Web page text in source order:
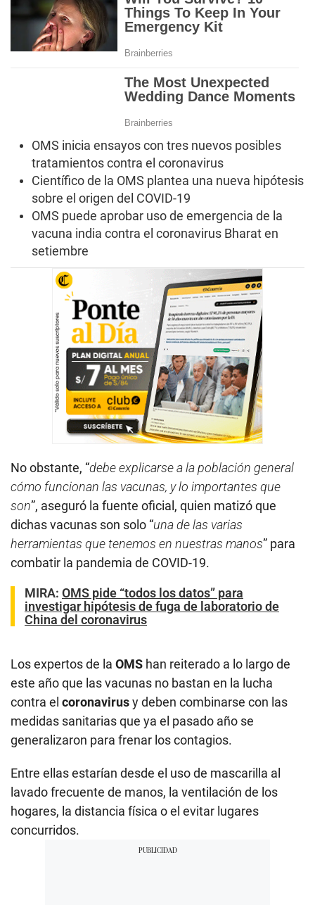
OMS inicia ensayos con tres nuevos posibles
tratamientos contra el coronavirus
Científico de la OMS plantea una nueva hipótesis
sobre el origen del COVID-19
OMS puede aprobar uso de emergencia de la
vacuna india contra el coronavirus Bharat en
setiembre
No obstante, “debe explicarse a la población general
cómo funcionan las vacunas, y lo importantes que
son”, aseguró la fuente oficial, quien matizó que
dichas vacunas son solo “una de las varias
herramientas que tenemos en nuestras manos” para
combatir la pandemia de COVID-19.
MIRA: OMS pide “todos los datos” para
investigar hipótesis de fuga de laboratorio de
China del coronavirus
Los expertos de la OMS han reiterado a lo largo de
este año que las vacunas no bastan en la lucha
contra el coronavirusy deben combinarse con las
medidas sanitarias que ya el pasado año se
generalizaron para frenar los contagios.
Entre ellas estarían desde el uso de mascarilla al
lavado frecuente de manos, la ventilación de los
hogares, la distancia física o el evitar lugares
concurridos.